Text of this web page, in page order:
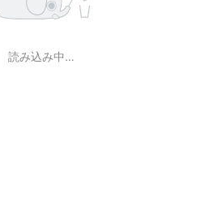
読み込み中…